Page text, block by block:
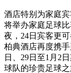
酒店特别为家庭
将举办家庭足球
夜，24日宾客更
柏典酒店再度携
日、29日至1月2
球队的珍贵足球之